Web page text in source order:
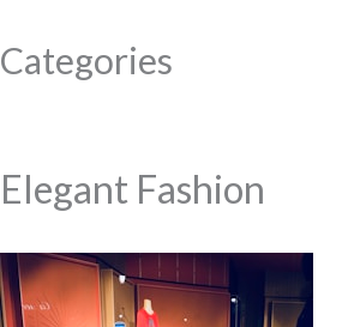
Categories
Elegant Fashion